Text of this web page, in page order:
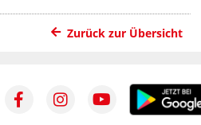
Zurück zur Übersicht